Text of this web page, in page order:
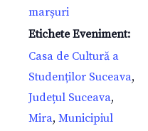
marșuri
Etichete Eveniment:
Casa de Cultură a
Studenților Suceava,
Județul Suceava,
Mira, Municipiul